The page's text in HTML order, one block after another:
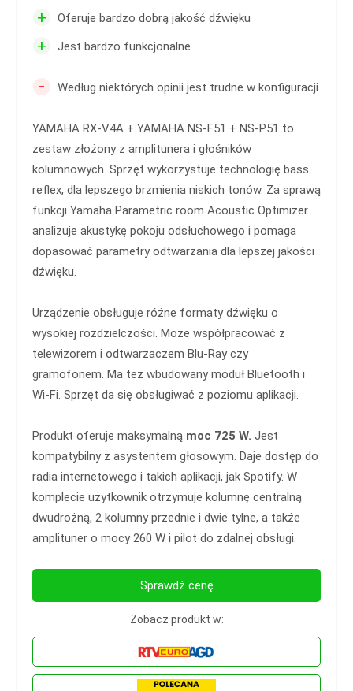
+ Oferuje bardzo dobrą jakość dźwięku
+ Jest bardzo funkcjonalne
- Według niektórych opinii jest trudne w konfiguracji
YAMAHA RX-V4A + YAMAHA NS-F51 + NS-P51 to
zestaw złożony z amplitunera i głośników
kolumnowych. Sprzęt wykorzystuje technologię bass
reflex, dla lepszego brzmienia niskich tonów. Za sprawą
funkcji Yamaha Parametric room Acoustic Optimizer
analizuje akustykę pokoju odsłuchowego i pomaga
dopasować parametry odtwarzania dla lepszej jakości
dźwięku.
Urządzenie obsługuje różne formaty dźwięku o
wysokiej rozdzielczości. Może współpracować z
telewizorem i odtwarzaczem Blu-Ray czy
gramofonem. Ma też wbudowany moduł Bluetooth i
Wi-Fi. Sprzęt da się obsługiwać z poziomu aplikacji.
Produkt oferuje maksymalną moc 725 W. Jest
kompatybilny z asystentem głosowym. Daje dostęp do
radia internetowego i takich aplikacji, jak Spotify. W
komplecie użytkownik otrzymuje kolumnę centralną
dwudrożną, 2 kolumny przednie i dwie tylne, a także
amplituner o mocy 260 W i pilot do zdalnej obsługi.
Sprawdź cenę
Zobacz produkt w: